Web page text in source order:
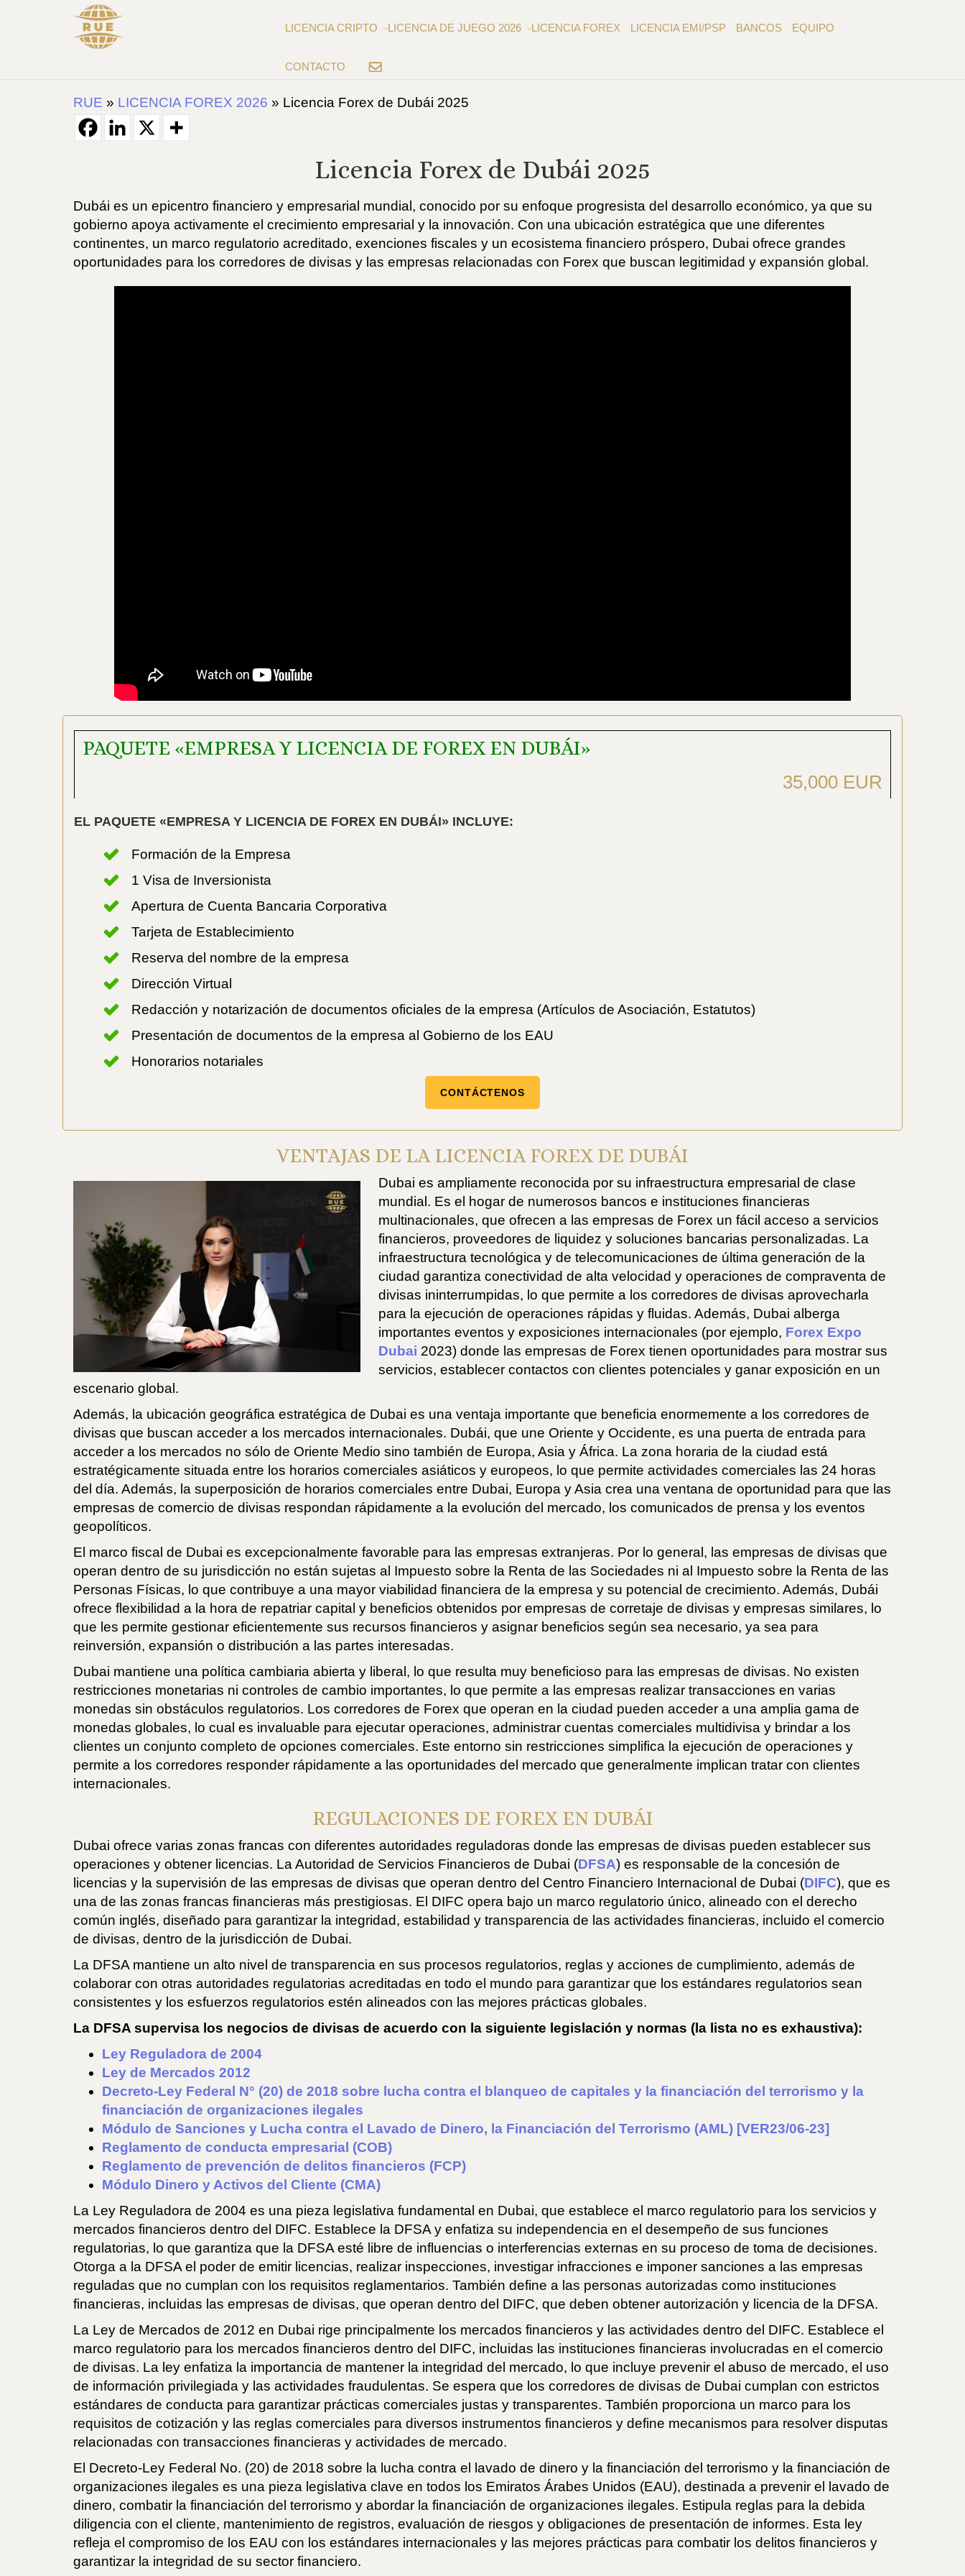
LICENCIA CRIPTO LICENCIA DE JUEGO 2026 LICENCIA FOREX LICENCIA EMI/PSP BANCOS EQUIPO
CONTACTO
RUE » LICENCIA FOREX 2026 » Licencia Forex de Dubái 2025
Licencia Forex de Dubái 2025
Dubái es un epicentro financiero y empresarial mundial, conocido por su enfoque progresista del desarrollo económico, ya que su
gobierno apoya activamente el crecimiento empresarial y la innovación. Con una ubicación estratégica que une diferentes
continentes, un marco regulatorio acreditado, exenciones fiscales y un ecosistema financiero próspero, Dubai ofrece grandes
oportunidades para los corredores de divisas y las empresas relacionadas con Forex que buscan legitimidad y expansión global.
PAQUETE «EMPRESA Y LICENCIA DE FOREX EN DUBÁI»
35,000 EUR
EL PAQUETE «EMPRESA Y LICENCIA DE FOREX EN DUBÁI» INCLUYE:
Formación de la Empresa
1 Visa de Inversionista
Apertura de Cuenta Bancaria Corporativa
Tarjeta de Establecimiento
Reserva del nombre de la empresa
Dirección Virtual
Redacción y notarización de documentos oficiales de la empresa (Artículos de Asociación, Estatutos)
Presentación de documentos de la empresa al Gobierno de los EAU
Honorarios notariales
CONTÁCTENOS
VENTAJAS DE LA LICENCIA FOREX DE DUBÁI
Dubai es ampliamente reconocida por su infraestructura empresarial de clase
mundial. Es el hogar de numerosos bancos e instituciones financieras
multinacionales, que ofrecen a las empresas de Forex un fácil acceso a servicios
financieros, proveedores de liquidez y soluciones bancarias personalizadas. La
infraestructura tecnológica y de telecomunicaciones de última generación de la
ciudad garantiza conectividad de alta velocidad y operaciones de compraventa de
divisas ininterrumpidas, lo que permite a los corredores de divisas aprovecharla
para la ejecución de operaciones rápidas y fluidas. Además, Dubai alberga
importantes eventos y exposiciones internacionales (por ejemplo, Forex Expo
Dubai 2023) donde las empresas de Forex tienen oportunidades para mostrar sus
servicios, establecer contactos con clientes potenciales y ganar exposición en un
escenario global.
Además, la ubicación geográfica estratégica de Dubai es una ventaja importante que beneficia enormemente a los corredores de
divisas que buscan acceder a los mercados internacionales. Dubái, que une Oriente y Occidente, es una puerta de entrada para
acceder a los mercados no sólo de Oriente Medio sino también de Europa, Asia y África. La zona horaria de la ciudad está
estratégicamente situada entre los horarios comerciales asiáticos y europeos, lo que permite actividades comerciales las 24 horas
del día. Además, la superposición de horarios comerciales entre Dubai, Europa y Asia crea una ventana de oportunidad para que las
empresas de comercio de divisas respondan rápidamente a la evolución del mercado, los comunicados de prensa y los eventos
geopolíticos.
El marco fiscal de Dubai es excepcionalmente favorable para las empresas extranjeras. Por lo general, las empresas de divisas que
operan dentro de su jurisdicción no están sujetas al Impuesto sobre la Renta de las Sociedades ni al Impuesto sobre la Renta de las
Personas Físicas, lo que contribuye a una mayor viabilidad financiera de la empresa y su potencial de crecimiento. Además, Dubái
ofrece flexibilidad a la hora de repatriar capital y beneficios obtenidos por empresas de corretaje de divisas y empresas similares, lo
que les permite gestionar eficientemente sus recursos financieros y asignar beneficios según sea necesario, ya sea para
reinversión, expansión o distribución a las partes interesadas.
Dubai mantiene una política cambiaria abierta y liberal, lo que resulta muy beneficioso para las empresas de divisas. No existen
restricciones monetarias ni controles de cambio importantes, lo que permite a las empresas realizar transacciones en varias
monedas sin obstáculos regulatorios. Los corredores de Forex que operan en la ciudad pueden acceder a una amplia gama de
monedas globales, lo cual es invaluable para ejecutar operaciones, administrar cuentas comerciales multidivisa y brindar a los
clientes un conjunto completo de opciones comerciales. Este entorno sin restricciones simplifica la ejecución de operaciones y
permite a los corredores responder rápidamente a las oportunidades del mercado que generalmente implican tratar con clientes
internacionales.
REGULACIONES DE FOREX EN DUBÁI
Dubai ofrece varias zonas francas con diferentes autoridades reguladoras donde las empresas de divisas pueden establecer sus
operaciones y obtener licencias. La Autoridad de Servicios Financieros de Dubai (DFSA) es responsable de la concesión de
licencias y la supervisión de las empresas de divisas que operan dentro del Centro Financiero Internacional de Dubai (DIFC), que es
una de las zonas francas financieras más prestigiosas. El DIFC opera bajo un marco regulatorio único, alineado con el derecho
común inglés, diseñado para garantizar la integridad, estabilidad y transparencia de las actividades financieras, incluido el comercio
de divisas, dentro de la jurisdicción de Dubai.
La DFSA mantiene un alto nivel de transparencia en sus procesos regulatorios, reglas y acciones de cumplimiento, además de
colaborar con otras autoridades regulatorias acreditadas en todo el mundo para garantizar que los estándares regulatorios sean
consistentes y los esfuerzos regulatorios estén alineados con las mejores prácticas globales.
La DFSA supervisa los negocios de divisas de acuerdo con la siguiente legislación y normas (la lista no es exhaustiva):
Ley Reguladora de 2004
Ley de Mercados 2012
Decreto-Ley Federal N° (20) de 2018 sobre lucha contra el blanqueo de capitales y la financiación del terrorismo y la
financiación de organizaciones ilegales
Módulo de Sanciones y Lucha contra el Lavado de Dinero, la Financiación del Terrorismo (AML) [VER23/06-23]
Reglamento de conducta empresarial (COB)
Reglamento de prevención de delitos financieros (FCP)
Módulo Dinero y Activos del Cliente (CMA)
La Ley Reguladora de 2004 es una pieza legislativa fundamental en Dubai, que establece el marco regulatorio para los servicios y
mercados financieros dentro del DIFC. Establece la DFSA y enfatiza su independencia en el desempeño de sus funciones
regulatorias, lo que garantiza que la DFSA esté libre de influencias o interferencias externas en su proceso de toma de decisiones.
Otorga a la DFSA el poder de emitir licencias, realizar inspecciones, investigar infracciones e imponer sanciones a las empresas
reguladas que no cumplan con los requisitos reglamentarios. También define a las personas autorizadas como instituciones
financieras, incluidas las empresas de divisas, que operan dentro del DIFC, que deben obtener autorización y licencia de la DFSA.
La Ley de Mercados de 2012 en Dubai rige principalmente los mercados financieros y las actividades dentro del DIFC. Establece el
marco regulatorio para los mercados financieros dentro del DIFC, incluidas las instituciones financieras involucradas en el comercio
de divisas. La ley enfatiza la importancia de mantener la integridad del mercado, lo que incluye prevenir el abuso de mercado, el uso
de información privilegiada y las actividades fraudulentas. Se espera que los corredores de divisas de Dubai cumplan con estrictos
estándares de conducta para garantizar prácticas comerciales justas y transparentes. También proporciona un marco para los
requisitos de cotización y las reglas comerciales para diversos instrumentos financieros y define mecanismos para resolver disputas
relacionadas con transacciones financieras y actividades de mercado.
El Decreto-Ley Federal No. (20) de 2018 sobre la lucha contra el lavado de dinero y la financiación del terrorismo y la financiación de
organizaciones ilegales es una pieza legislativa clave en todos los Emiratos Árabes Unidos (EAU), destinada a prevenir el lavado de
dinero, combatir la financiación del terrorismo y abordar la financiación de organizaciones ilegales. Estipula reglas para la debida
diligencia con el cliente, mantenimiento de registros, evaluación de riesgos y obligaciones de presentación de informes. Esta ley
refleja el compromiso de los EAU con los estándares internacionales y las mejores prácticas para combatir los delitos financieros y
garantizar la integridad de su sector financiero.